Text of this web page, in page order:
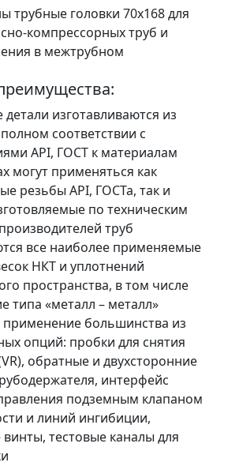
трубные головки 70x168 для
компрессорных труб и
в межтрубном
детали изготавливаются из
соответствии с
API, ГОСТ к материалам
могут применяться как
резьбы API, ГОСТа, так и
по техническим
труб
все наиболее применяемые
НКТ и уплотнений
пространства, в том числе
типа «металл – металл»
большинства из
опций: пробки для снятия
обратные и двухсторонние
интерфейс
подземным клапаном
и линий ингибиции,
тестовые каналы для